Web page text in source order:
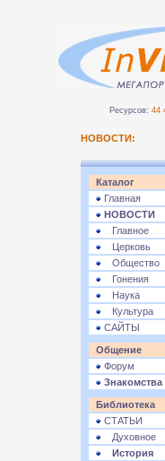
Ресурсов: 44
НОВОСТИ:
Каталог
Главная
НОВОСТИ
Главное
Церковь
Общество
Гонения
Наука
Культура
САЙТЫ
Общение
Форум
Знакомства
Библиотека
СТАТЬИ
Духовное
История